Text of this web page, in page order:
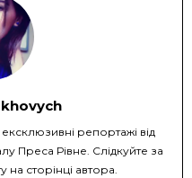
репортажі від
Преса Рівне. Слідкуйте за
на сторінці автора.